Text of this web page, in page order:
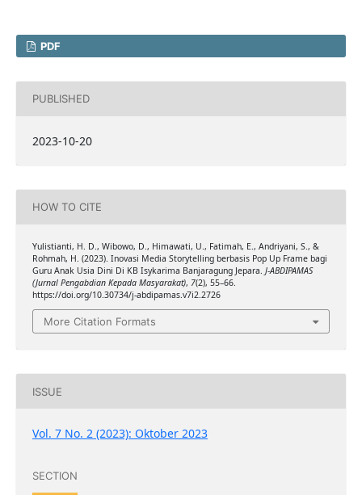
PDF
PUBLISHED
2023-10-20
HOW TO CITE
Yulistianti, H. D., Wibowo, D., Himawati, U., Fatimah, E., Andriyani, S., &
Rohmah, H. (2023). Inovasi Media Storytelling berbasis Pop Up Frame bagi
Guru Anak Usia Dini Di KB Isykarima Banjaragung Jepara. J-ABDIPAMAS
(Jurnal Pengabdian Kepada Masyarakat), 7(2), 55–66.
https://doi.org/10.30734/j-abdipamas.v7i2.2726
More Citation Formats
ISSUE
Vol. 7 No. 2 (2023): Oktober 2023
SECTION